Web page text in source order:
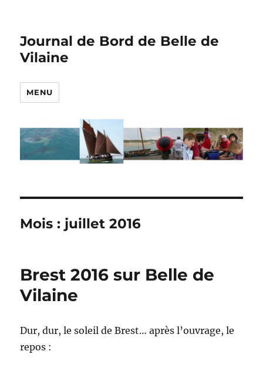
Journal de Bord de Belle de
Vilaine
MENU
Mois : juillet 2016
Brest 2016 sur Belle de
Vilaine
Dur, dur, le soleil de Brest… après l’ouvrage, le
repos :